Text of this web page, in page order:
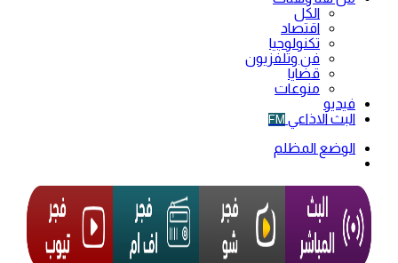
الكل
اقتصاد
تكنولوجيا
فن وتلفزيون
قضايا
منوعات
فيديو
البث الاذاعي FM
الوضع المظلم